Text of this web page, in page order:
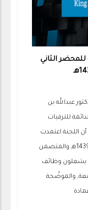
للمحضر الثاني
عبدالله بن
للترقيات
اللجنة اعتمدت
مؤخراً محضرها الثاني للعام المالي 1439هـ والمتضمن
ممن يشغلون وظائف
والموضّحة